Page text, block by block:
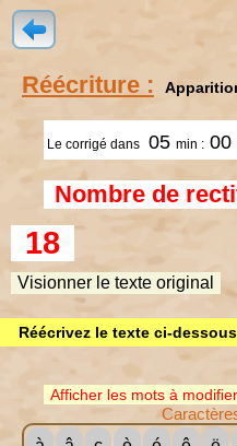
Réécriture :
Le corrigé dans 05 min : 00
Nombre de
18
Visionner le texte original
Réécrivez le texte ci-
Afficher les mots à modifier